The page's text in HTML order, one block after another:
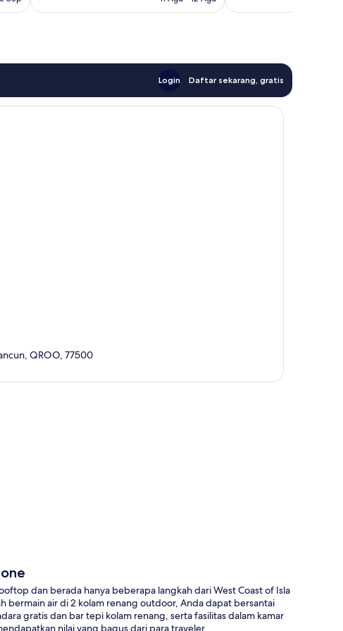
Login Daftar sekarang, gratis
QROO, 77500
dan berada hanya beberapa langkah dari West Coast of Isla
bermain air di 2 kolam renang outdoor, Anda dapat bersantai
gratis dan bar tepi kolam renang, serta fasilitas dalam kamar
nilai yang bagus dari para traveler.